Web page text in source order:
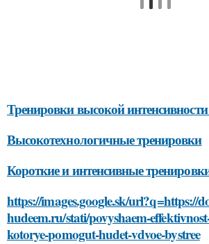
Тренировки высокой
Высокотехнологичные тренировки
Короткие и интенсивные
https://images.google.sk/url?q=https://
hudeem.ru/stati/povyshaem-
kotorye-pomogut-hudet-vdvoe-bystree